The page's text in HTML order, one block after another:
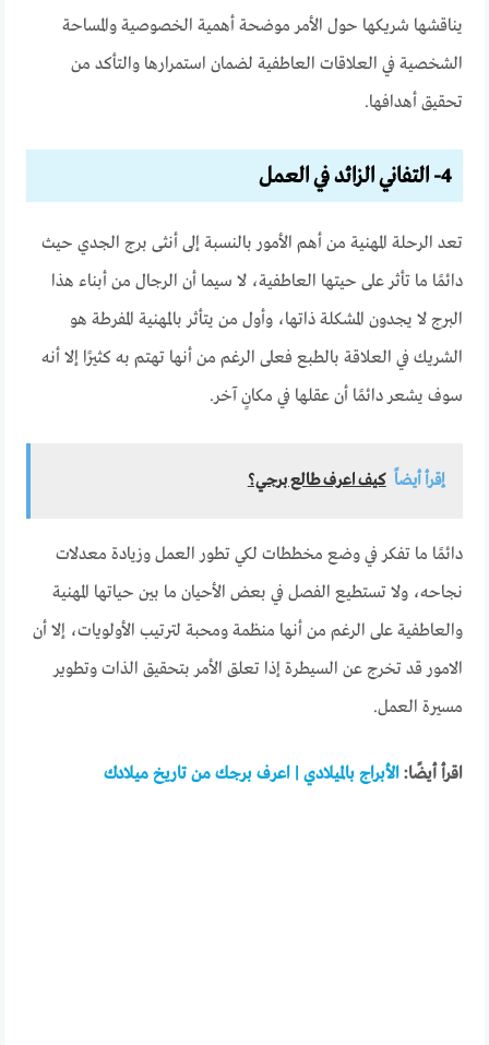
يناقشها شريكها حول الأمر موضحة أهمية الخصوصية والمساحة
الشخصية في العلاقات العاطفية لضمان استمرارها والتأكد من
تحقيق أهدافها.
4- التفاني الزائد في العمل
تعد الرحلة المهنية من أهم الأمور بالنسبة إلى أنثى برج الجدي حيث
دائمًا ما تأثر على حيتها العاطفية، لا سيما أن الرجال من أبناء هذا
البرج لا يجدون المشكلة ذاتها، وأول من يتأثر بالمهنية المفرطة هو
الشريك في العلاقة بالطبع فعلى الرغم من أنها تهتم به كثيرًا إلا أنه
سوف يشعر دائمًا أن عقلها في مكانٍ آخر.
إقرأ أيضاً كيف اعرف طالع برجي؟
دائمًا ما تفكر في وضع مخططات لكي تطور العمل وزيادة معدلات
نجاحه، ولا تستطيع الفصل في بعض الأحيان ما بين حياتها المهنية
والعاطفية على الرغم من أنها منظمة ومحبة لترتيب الأولويات، إلا أن
الامور قد تخرج عن السيطرة إذا تعلق الأمر بتحقيق الذات وتطوير
مسيرة العمل.
اقرأ أيضًا:الأبراج بالميلادي | اعرف برجك من تاريخ ميلادك